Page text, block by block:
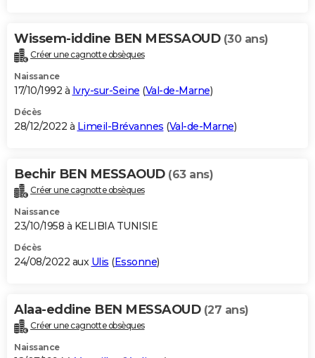
Wissem-iddine BEN MESSAOUD (30 ans)
Créer une cagnotte obsèques
Naissance
17/10/1992 à Ivry-sur-Seine (Val-de-Marne)
Décès
28/12/2022 à Limeil-Brévannes (Val-de-Marne)
Bechir BEN MESSAOUD (63 ans)
Créer une cagnotte obsèques
Naissance
23/10/1958 à KELIBIA TUNISIE
Décès
24/08/2022 aux Ulis (Essonne)
Alaa-eddine BEN MESSAOUD (27 ans)
Créer une cagnotte obsèques
Naissance